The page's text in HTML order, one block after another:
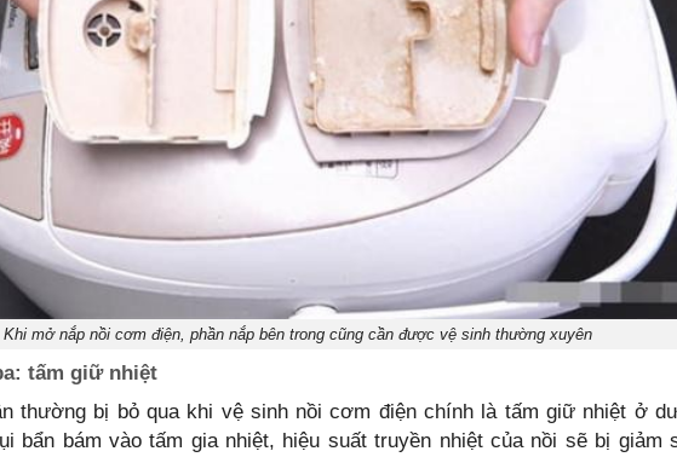
Khi mở nắp nồi cơm điện, phần nắp bên trong cũng cần được vệ sinh thường xuyên
tấm giữ nhiệt
thường bị bỏ qua khi vệ sinh nồi cơm điện chính là tấm giữ nhiệt ở
bẩn bám vào tấm gia nhiệt, hiệu suất truyền nhiệt của nồi sẽ bị giảm